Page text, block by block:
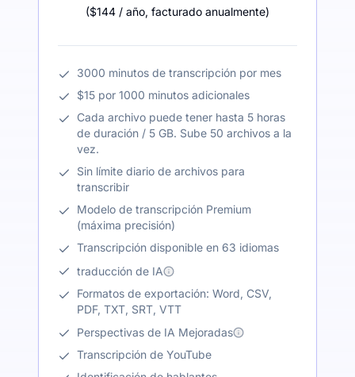
($144 / año, facturado anualmente)
3000 minutos de transcripción por mes
$15 por 1000 minutos adicionales
Cada archivo puede tener hasta 5 horas
de duración / 5 GB. Sube 50 archivos a la
vez.
Sin límite diario de archivos para
transcribir
Modelo de transcripción Premium
(máxima precisión)
Transcripción disponible en 63 idiomas
traducción de IA
Formatos de exportación: Word, CSV,
PDF, TXT, SRT, VTT
Perspectivas de IA Mejoradas
Transcripción de YouTube